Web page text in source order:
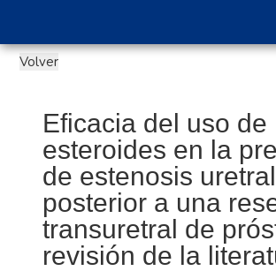
Eficacia del uso de
esteroides en la
de estenosis uretral
posterior a una
transuretral de
revisión de la